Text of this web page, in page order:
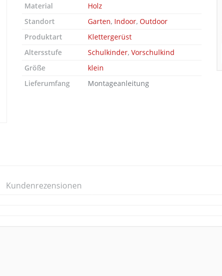
Material
Holz
Standort
Garten, Indoor, Outdoor
Produktart
Klettergerüst
Altersstufe
Schulkinder, Vorschulkind
Größe
klein
Lieferumfang
Montageanleitung
Kundenrezensionen